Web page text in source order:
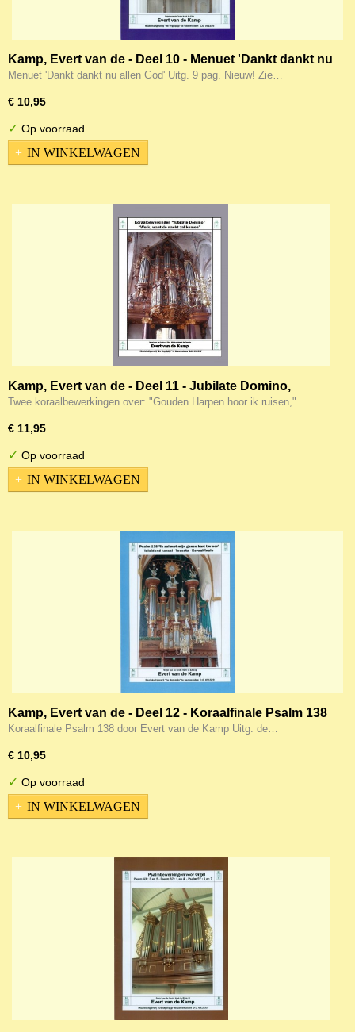
Kamp, Evert van de - Deel 10 - Menuet 'Dankt dankt nu
allen God'
Menuet 'Dankt dankt nu allen God' Uitg. 9 pag. Nieuw! Zie…
€ 10,95
✓ Op voorraad
IN WINKELWAGEN
Kamp, Evert van de - Deel 11 - Jubilate Domino,
Gouden harpen hoor ik / Werk want de nacht zal
Twee koraalbewerkingen over: "Gouden Harpen hoor ik ruisen,"…
€ 11,95
✓ Op voorraad
IN WINKELWAGEN
Kamp, Evert van de - Deel 12 - Koraalfinale Psalm 138
(Noten)
Koraalfinale Psalm 138 door Evert van de Kamp Uitg. de…
€ 10,95
✓ Op voorraad
IN WINKELWAGEN